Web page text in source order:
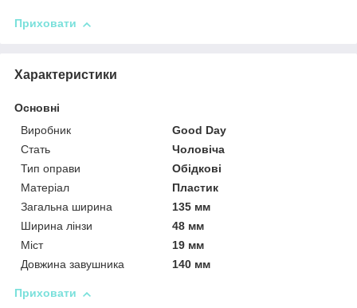
Приховати
Характеристики
Основні
Виробник
Good Day
Стать
Чоловіча
Тип оправи
Обідкові
Матеріал
Пластик
Загальна ширина
135 мм
Ширина лінзи
48 мм
Міст
19 мм
Довжина завушника
140 мм
Приховати